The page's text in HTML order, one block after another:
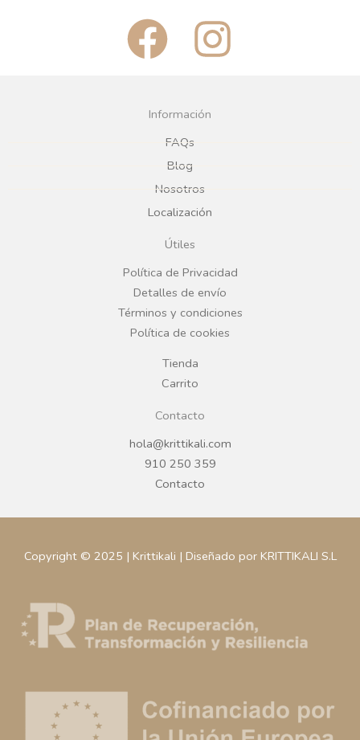
F
a
c
e
b
o
o
k
I
n
g
r
a
Información
FAQs
Blog
Nosotros
Localización
Útiles
Política de Privacidad
Detalles de envío
Términos y condiciones
Política de cookies
Tienda
Carrito
Contacto
hola@krittikali.com
910 250 359
Contacto
Copyright © 2025 | Krittikali | Diseñado por KRITTIKALI S.L